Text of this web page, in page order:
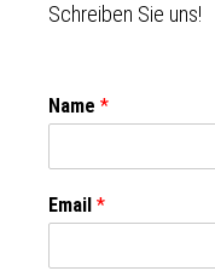
Schreiben Sie uns!
Name *
Email *